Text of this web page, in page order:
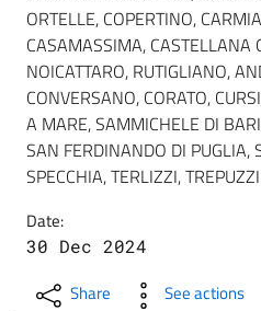
ORTELLE, COPERTINO,
CASAMASSIMA, CASTELLANA
NOICATTARO, RUTIGLIANO,
CONVERSANO, CORATO,
A MARE, SAMMICHELE DI
SAN FERDINANDO DI PUGLIA,
SPECCHIA, TERLIZZI,
Date:
30 Dec 2024
Share See actions